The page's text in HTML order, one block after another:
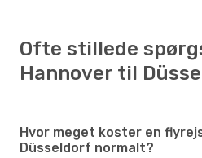
Ofte stillede
Hannover til
Hvor meget koster en
Düsseldorf normalt?